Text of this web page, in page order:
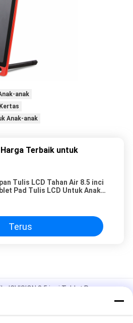
anak
Anak-anak
Terbaik untuk
Tulis LCD Tahan Air 8.5 inci
Pad Tulis LCD Untuk Anak-
Terus
JCVISION 8.5 inci Tablet Papan
Mainan Belajar Papan